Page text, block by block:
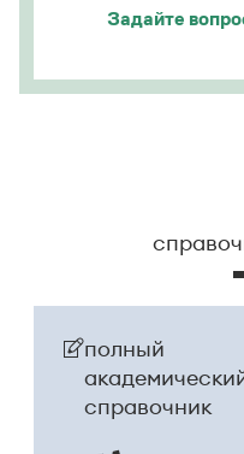
Задайте
полный
справочник